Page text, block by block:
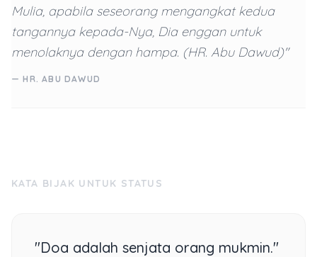
Mulia, apabila seseorang mengangkat kedua
tangannya kepada-Nya, Dia enggan untuk
menolaknya dengan hampa. (HR. Abu Dawud)"
— HR. ABU DAWUD
KATA BIJAK UNTUK STATUS
"Doa adalah senjata orang mukmin."